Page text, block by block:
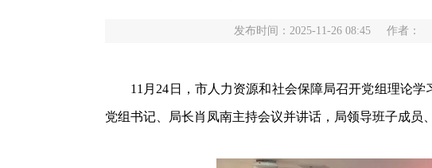
发布时间：2025-11-26 08:45 作者：
11月24日，市人力资源和社会保障局召开党组理论学
党组书记、局长肖凤南主持会议并讲话，局领导班子成员